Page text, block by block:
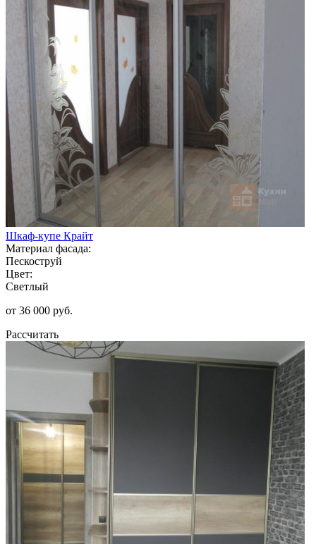
Шкаф-купе Крайт
Материал фасада:
Пескоструй
Цвет:
Светлый
от 36 000 руб.
Рассчитать